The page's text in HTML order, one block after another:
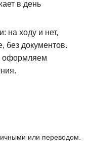
в день
на ходу и нет,
без документов.
оформляем
или переводом.